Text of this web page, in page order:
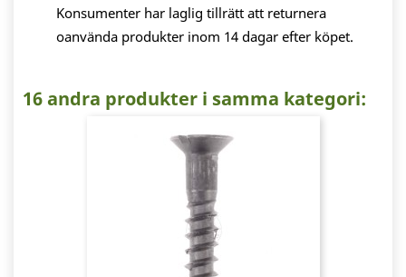
Konsumenter har laglig tillrätt att returnera
oanvända produkter inom 14 dagar efter köpet.
16 andra produkter i samma kategori: